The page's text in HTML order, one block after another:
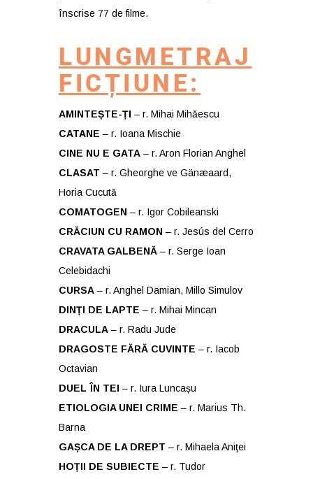
înscrise 77 de filme.
LUNGMETRAJ
FICȚIUNE:
AMINTEȘTE-ȚI – r. Mihai Mihăescu
CATANE – r. Ioana Mischie
CINE NU E GATA – r. Aron Florian Anghel
CLASAT – r. Gheorghe ve Gänæaard,
Horia Cucută
COMATOGEN – r. Igor Cobileanski
CRĂCIUN CU RAMON – r. Jesús del Cerro
CRAVATA GALBENĂ – r. Serge Ioan
Celebidachi
CURSA – r. Anghel Damian, Millo Simulov
DINȚI DE LAPTE – r. Mihai Mincan
DRACULA – r. Radu Jude
DRAGOSTE FĂRĂ CUVINTE – r. Iacob
Octavian
DUEL ÎN TEI – r. Iura Luncașu
ETIOLOGIA UNEI CRIME – r. Marius Th.
Barna
GAȘCA DE LA DREPT – r. Mihaela Aniţei
HOȚII DE SUBIECTE – r. Tudor